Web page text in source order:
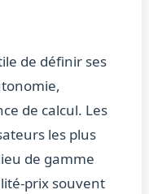
de définir ses
de calcul. Les
les plus
de gamme
prix souvent